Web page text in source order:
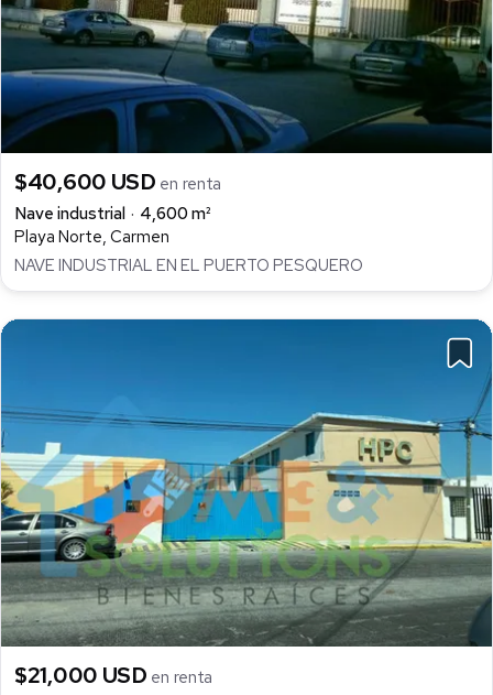
$40,600 USD en renta
Nave industrial
4,600 m²
Playa Norte, Carmen
NAVE INDUSTRIAL EN EL PUERTO PESQUERO
$21,000 USD en renta